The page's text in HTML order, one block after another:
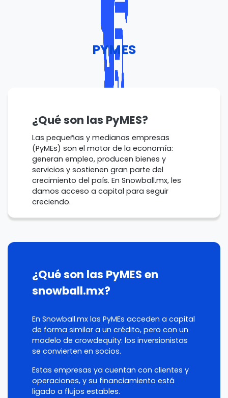
PYMES
¿Qué son las PyMES?
Las pequeñas y medianas empresas
(PyMEs) son el motor de la economía:
generan empleo, producen bienes y
servicios y sostienen gran parte del
crecimiento del país. En Snowball.mx, les
damos acceso a capital para seguir
creciendo.
¿Qué son las PyMES en
snowball.mx?
En Snowball.mx las PyMEs acceden a capital
de forma similar a un crédito, pero con un
modelo de crowdequity: los inversionistas
se convierten en socios.
Estas empresas ya cuentan con clientes y
operaciones, y su financiamiento está
ligado a flujos estables.